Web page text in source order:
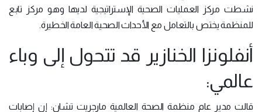
نشطت مركز العمليات الصحية الإستراتيجية لديها وهو مركز تابع
للمنظمة يختص بالتعامل مع الأحداث الصحية العامة الخطيرة.
أنفلونزا الخنازير قد تتحول إلى وباء
عالمي:
قالت مدير عام منظمة الصحة العالمية مارجريت تشان: إن إصابات